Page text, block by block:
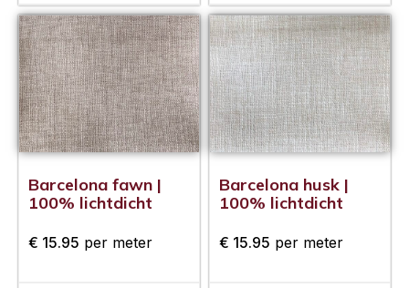
Barcelona fawn |
100% lichtdicht
€ 15.95 per meter
Barcelona husk |
100% lichtdicht
€ 15.95 per meter